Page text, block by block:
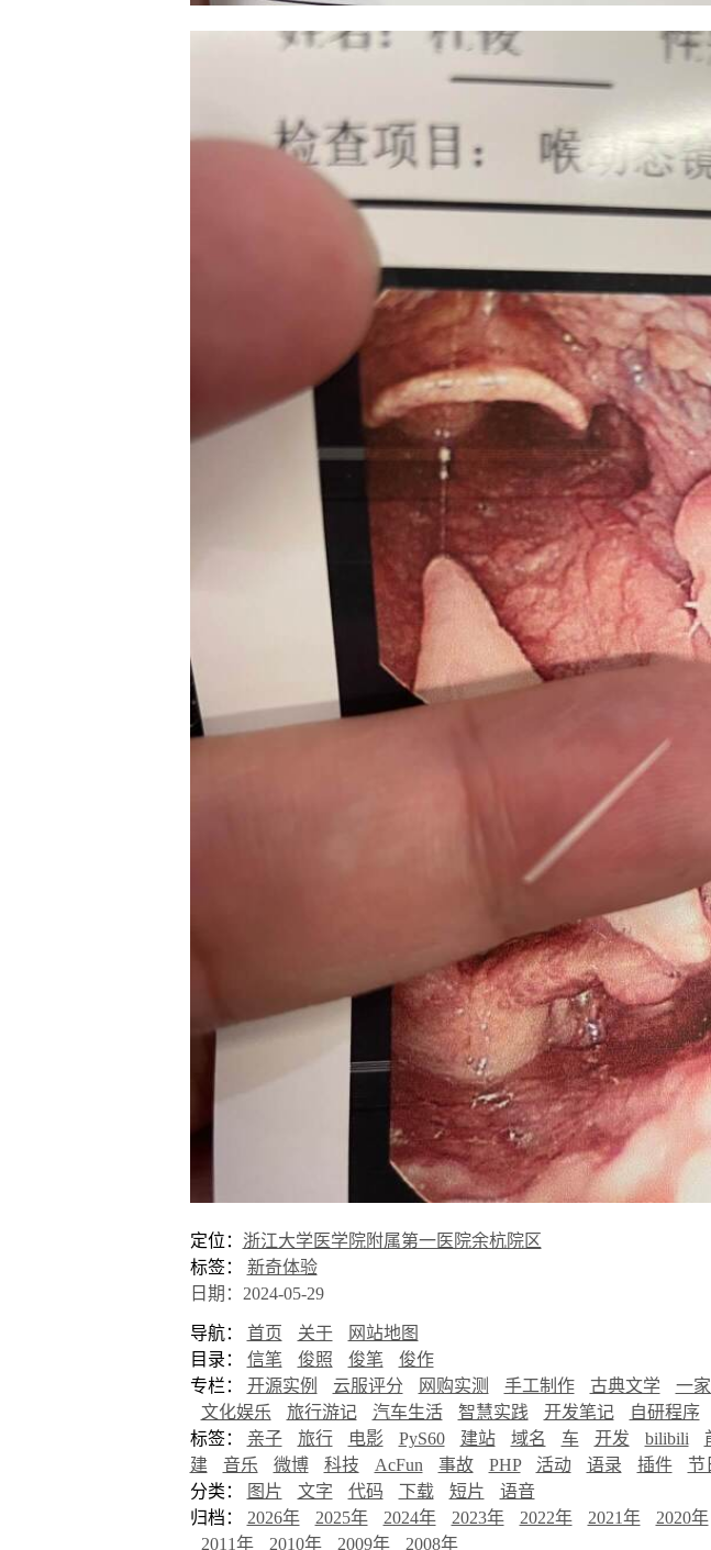
定位： 浙江大学医学院附属第一医院余杭院区
标签： 新奇体验
日期：2024-05-29
导航： 首页 关于
网站地图
目录： 信笔 俊照 俊笔
俊作
专栏： 开源实例 云服评分 网购实测 手工制作 古典文学 一
文化娱乐
旅行游记 汽车生活 智慧实践 开发笔记 自研程序
标签： 亲子 旅行 电影 PyS60 建站 域名 车 开发 bilibili
建
音乐 微博 科技 AcFun 事故 PHP 活动 语录 插件 节
分类：
图片 文字 代码 下载 短片
语音
归档： 2026年 2025年 2024年 2023年 2022年 2021年 2020年
2011年
2010年 2009年 2008年